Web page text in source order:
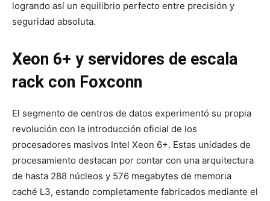
logrando así un equilibrio perfecto entre precisión y
seguridad absoluta.
Xeon 6+ y servidores de escala
rack con Foxconn
El segmento de centros de datos experimentó su propia
revolución con la introducción oficial de los
procesadores masivos Intel Xeon 6+. Estas unidades de
procesamiento destacan por contar con una arquitectura
de hasta 288 núcleos y 576 megabytes de memoria
caché L3, estando completamente fabricados mediante el